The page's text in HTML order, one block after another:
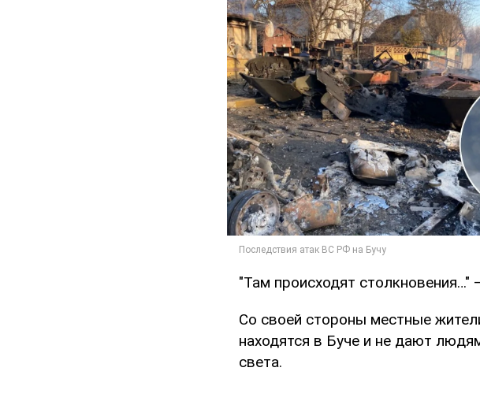
"Там происходят столкновения…"
Со своей стороны местные
находятся в Буче и не дают
света.